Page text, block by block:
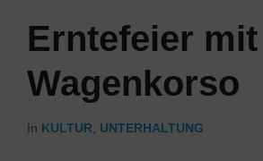
Erntefeier mit
Wagenkorso
In KULTUR, UNTERHALTUNG